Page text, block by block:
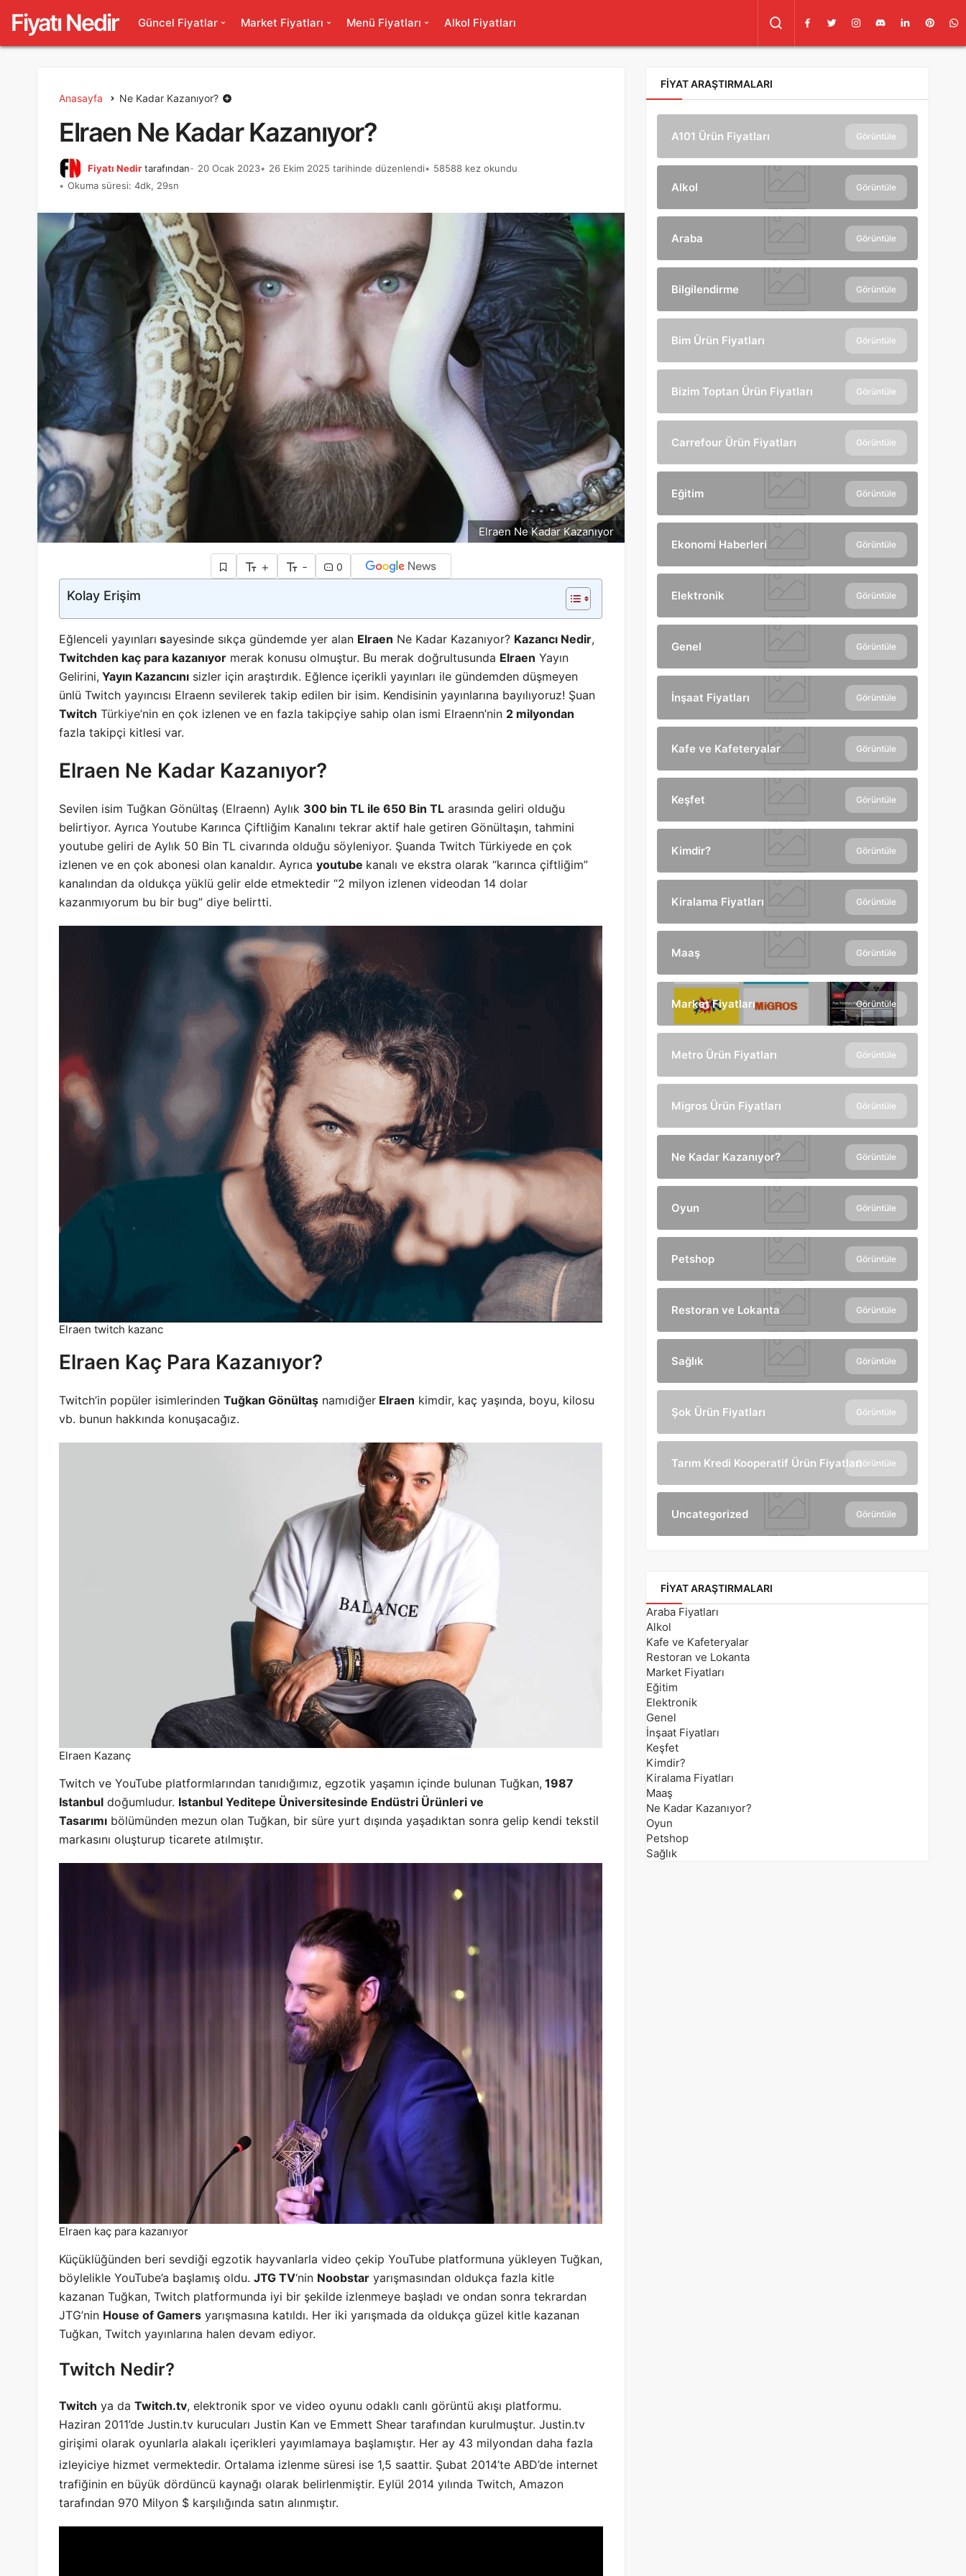
Fiyatı Nedir Güncel Fiyatlar Market Fiyatları Menü Fiyatları Alkol Fiyatları
Anasayfa Ne Kadar Kazanıyor?
Elraen Ne Kadar Kazanıyor?
Fiyatı Nedir tarafından 20 Ocak 2023 26 Ekim 2025 tarihinde düzenlendi
58588 kez okundu
Okuma süresi: 4dk, 29sn
Elraen Ne Kadar Kazanıyor
+ - 0
Kolay Erişim
Eğlenceli yayınları sayesinde sıkça gündemde yer alan Elraen Ne Kadar Kazanıyor? Kazancı Nedir,
Twitchden kaç para kazanıyor merak konusu olmuştur. Bu merak doğrultusunda Elraen Yayın
Gelirini, Yayın Kazancını sizler için araştırdık. Eğlence içerikli yayınları ile gündemden düşmeyen
ünlü Twitch yayıncısı Elraenn sevilerek takip edilen bir isim. Kendisinin yayınlarına bayılıyoruz! Şuan
Twitch Türkiye’nin en çok izlenen ve en fazla takipçiye sahip olan ismi Elraenn’nin 2 milyondan
fazla takipçi kitlesi var.
Elraen Ne Kadar Kazanıyor?
Sevilen isim Tuğkan Gönültaş (Elraenn) Aylık 300 bin TL ile 650 Bin TL arasında geliri olduğu
belirtiyor. Ayrıca Youtube Karınca Çiftliğim Kanalını tekrar aktif hale getiren Gönültaşın, tahmini
youtube geliri de Aylık 50 Bin TL civarında olduğu söyleniyor. Şuanda Twitch Türkiyede en çok
izlenen ve en çok abonesi olan kanaldır. Ayrıca youtube kanalı ve ekstra olarak “karınca çiftliğim”
kanalından da oldukça yüklü gelir elde etmektedir “2 milyon izlenen videodan 14 dolar
kazanmıyorum bu bir bug” diye belirtti.
Elraen twitch kazanc
Elraen Kaç Para Kazanıyor?
Twitch’in popüler isimlerinden Tuğkan Gönültaş namıdiğer Elraen kimdir, kaç yaşında, boyu, kilosu
vb. bunun hakkında konuşacağız.
Elraen Kazanç
Twitch ve YouTube platformlarından tanıdığımız, egzotik yaşamın içinde bulunan Tuğkan, 1987
Istanbul doğumludur. Istanbul Yeditepe Üniversitesinde Endüstri Ürünleri ve
Tasarımı bölümünden mezun olan Tuğkan, bir süre yurt dışında yaşadıktan sonra gelip kendi tekstil
markasını oluşturup ticarete atılmıştır.
Elraen kaç para kazanıyor
Küçüklüğünden beri sevdiği egzotik hayvanlarla video çekip YouTube platformuna yükleyen Tuğkan,
böylelikle YouTube’a başlamış oldu. JTG TV‘nin Noobstar yarışmasından oldukça fazla kitle
kazanan Tuğkan, Twitch platformunda iyi bir şekilde izlenmeye başladı ve ondan sonra tekrardan
JTG’nin House of Gamers yarışmasına katıldı. Her iki yarışmada da oldukça güzel kitle kazanan
Tuğkan, Twitch yayınlarına halen devam ediyor.
Twitch Nedir?
Twitch ya da Twitch.tv, elektronik spor ve video oyunu odaklı canlı görüntü akışı platformu.
Haziran 2011’de Justin.tv kurucuları Justin Kan ve Emmett Shear tarafından kurulmuştur. Justin.tv
girişimi olarak oyunlarla alakalı içerikleri yayımlamaya başlamıştır. Her ay 43 milyondan daha fazla
izleyiciye hizmet vermektedir. Ortalama izlenme süresi ise 1,5 saattir. Şubat 2014’te ABD’de internet
trafiğinin en büyük dördüncü kaynağı olarak belirlenmiştir. Eylül 2014 yılında Twitch, Amazon
tarafından 970 Milyon $ karşılığında satın alınmıştır.
FIYAT ARAŞTIRMALARI
A101 Ürün Fiyatları Görüntüle
Alkol Görüntüle
Araba Görüntüle
Bilgilendirme Görüntüle
Bim Ürün Fiyatları Görüntüle
Bizim Toptan Ürün Fiyatları Görüntüle
Carrefour Ürün Fiyatları Görüntüle
Eğitim Görüntüle
Ekonomi Haberleri Görüntüle
Elektronik Görüntüle
Genel Görüntüle
İnşaat Fiyatları Görüntüle
Kafe ve Kafeteryalar Görüntüle
Keşfet Görüntüle
Kimdir? Görüntüle
Kiralama Fiyatları Görüntüle
Maaş Görüntüle
Market Fiyatları Görüntüle
Metro Ürün Fiyatları Görüntüle
Migros Ürün Fiyatları Görüntüle
Ne Kadar Kazanıyor? Görüntüle
Oyun Görüntüle
Petshop Görüntüle
Restoran ve Lokanta Görüntüle
Sağlık Görüntüle
Şok Ürün Fiyatları Görüntüle
Tarım Kredi Kooperatif Ürün FiyatlarıGörüntüle
Uncategorized Görüntüle
FIYAT ARAŞTIRMALARI
Araba Fiyatları
Alkol
Kafe ve Kafeteryalar
Restoran ve Lokanta
Market Fiyatları
Eğitim
Elektronik
Genel
İnşaat Fiyatları
Keşfet
Kimdir?
Kiralama Fiyatları
Maaş
Ne Kadar Kazanıyor?
Oyun
Petshop
Sağlık